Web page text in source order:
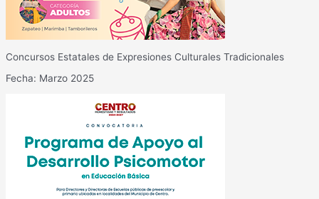
Concursos Estatales de Expresiones Culturales Tradicionales
Fecha: Marzo 2025